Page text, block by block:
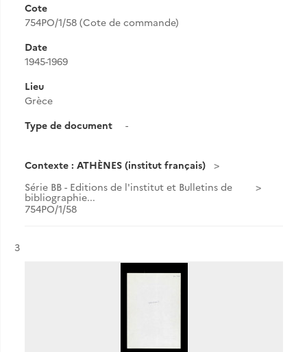
Cote
754PO/1/58 (Cote de commande)
Date
1945-1969
Lieu
Grèce
Type de document
-
Contexte : ATHÈNES (institut français)
Série BB - Editions de l'institut et Bulletins de
bibliographie...
754PO/1/58
Résultat n°
3